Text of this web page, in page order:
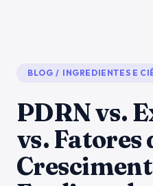
BLOG / INGREDIENTES E
PDRN vs.
vs. Fatores